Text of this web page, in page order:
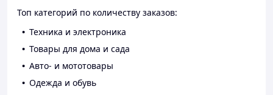
Топ категорий по количеству заказов:
Техника и электроника
Товары для дома и сада
Авто- и мототовары
Одежда и обувь